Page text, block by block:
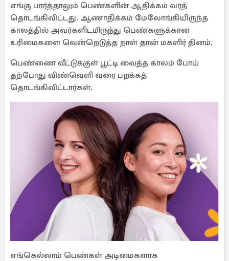
எங்கு பார்த்தாலும் பெண்களின் ஆதிக்கம் வரத்
தொடங்கிவிட்டது. ஆணாதிக்கம் மேலோங்கியிருந்த
காலத்தில் அவர்களிடமிருந்து பெண்களுக்கான
உரிமைகளை வென்றெடுத்த நாள் தான் மகளிர் தினம்.
பெண்ணை வீட்டுக்குள் பூட்டி வைத்த காலம் போய்
தற்போது விண்வெளி வரை பறக்கத்
தொடங்கிவிட்டார்கள்.
எங்கெல்லாம் பெண்கள் அடிமைகளாக